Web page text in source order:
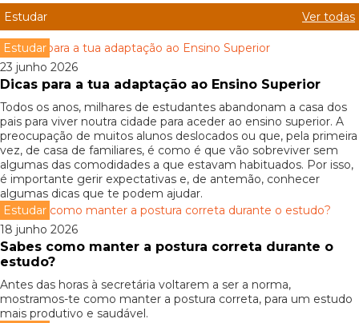
Estudar
Ver todas
Estudar
23 junho 2026
Dicas para a tua adaptação ao Ensino Superior
Todos os anos, milhares de estudantes abandonam a casa dos
pais para viver noutra cidade para aceder ao ensino superior. A
preocupação de muitos alunos deslocados ou que, pela primeira
vez, de casa de familiares, é como é que vão sobreviver sem
algumas das comodidades a que estavam habituados. Por isso,
é importante gerir expectativas e, de antemão, conhecer
algumas dicas que te podem ajudar.
Estudar
18 junho 2026
Sabes como manter a postura correta durante o
estudo?
Antes das horas à secretária voltarem a ser a norma,
mostramos-te como manter a postura correta, para um estudo
mais produtivo e saudável.